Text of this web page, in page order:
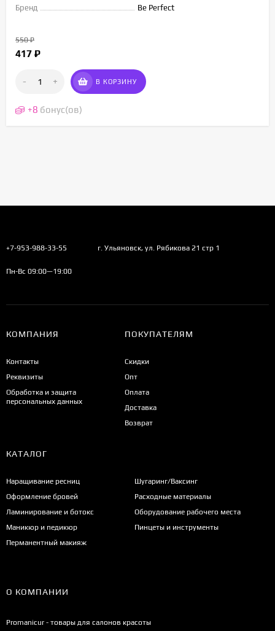
Бренд
Be Perfect
550₽
417 ₽
- + В КОРЗИНУ
+8 бонус(ов)
+7-953-988-33-55 г. Ульяновск, ул. Рябикова 21 стр 1
Пн-Вс 09:00—19:00
КОМПАНИЯ
Контакты
Реквизиты
Обработка и защита
персональных данных
ПОКУПАТЕЛЯМ
Скидки
Опт
Оплата
Доставка
Возврат
КАТАЛОГ
Наращивание ресниц
Оформление бровей
Ламинирование и ботокс
Маникюр и педикюр
Перманентный макияж
Шугаринг/Ваксинг
Расходные материалы
Оборудование рабочего места
Пинцеты и инструменты
О КОМПАНИИ
Promanicur - товары для салонов красоты